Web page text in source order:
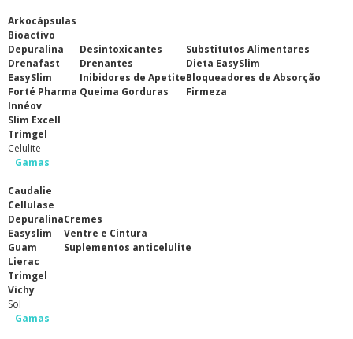
Arkocápsulas
Bioactivo
Depuralina
Drenafast
EasySlim
Forté Pharma
Innéov
Slim Excell
Trimgel
Desintoxicantes
Drenantes
Inibidores de Apetite
Queima Gorduras
Substitutos Alimentares
Dieta EasySlim
Bloqueadores de Absorção
Firmeza
Celulite
Gamas
Caudalie
Cellulase
Depuralina
Easyslim
Guam
Lierac
Trimgel
Vichy
Cremes
Ventre e Cintura
Suplementos anticelulite
Sol
Gamas